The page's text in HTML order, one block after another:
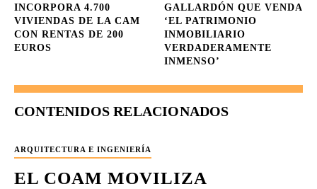
INCORPORA 4.700
VIVIENDAS DE LA CAM
CON RENTAS DE 200
EUROS
GALLARDÓN QUE VENDA
‘EL PATRIMONIO
INMOBILIARIO
VERDADERAMENTE
INMENSO’
CONTENIDOS RELACIONADOS
ARQUITECTURA E INGENIERÍA
EL COAM MOVILIZA